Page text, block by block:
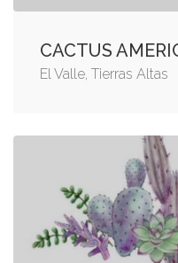
CACTUS
El Valle, Tierras Altas